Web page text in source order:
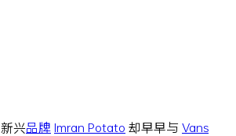
兴品牌Imran Potato 却早早与 Vans